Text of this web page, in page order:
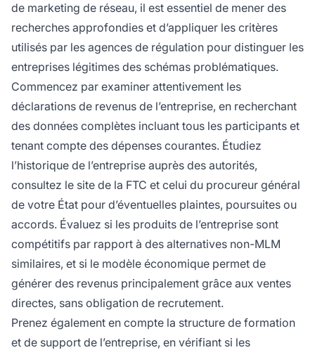
de marketing de réseau, il est essentiel de mener des
recherches approfondies et d’appliquer les critères
utilisés par les agences de régulation pour distinguer les
entreprises légitimes des schémas problématiques.
Commencez par examiner attentivement les
déclarations de revenus de l’entreprise, en recherchant
des données complètes incluant tous les participants et
tenant compte des dépenses courantes. Étudiez
l’historique de l’entreprise auprès des autorités,
consultez le site de la FTC et celui du procureur général
de votre État pour d’éventuelles plaintes, poursuites ou
accords. Évaluez si les produits de l’entreprise sont
compétitifs par rapport à des alternatives non-MLM
similaires, et si le modèle économique permet de
générer des revenus principalement grâce aux ventes
directes, sans obligation de recrutement.
Prenez également en compte la structure de formation
et de support de l’entreprise, en vérifiant si les